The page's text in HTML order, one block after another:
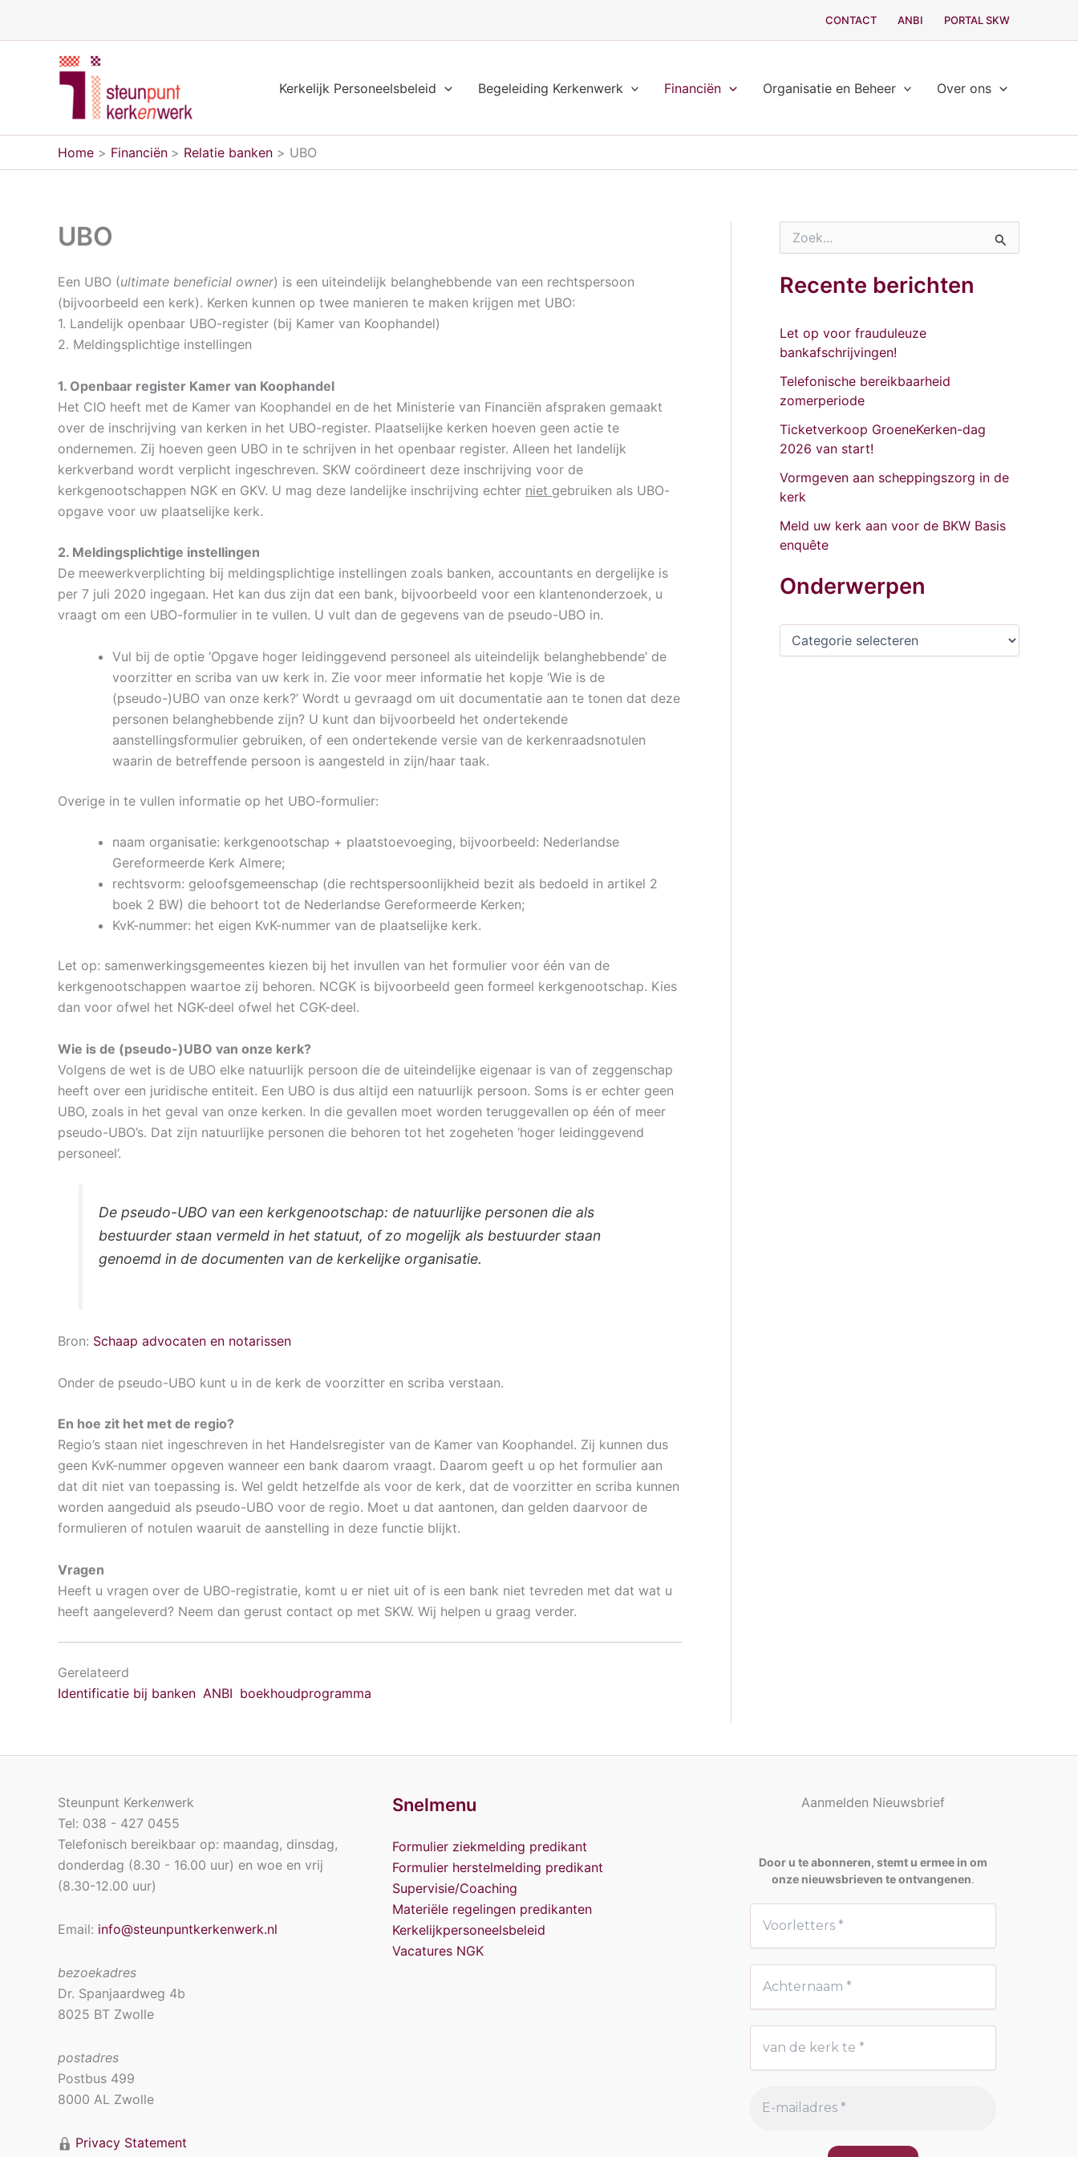
CONTACT ANBI PORTAL SKW
Kerkelijk Personeelsbeleid Begeleiding Kerkenwerk Financiën Organisatie en Beheer Over ons
Home Financiën Relatie banken UBO
UBO
Een UBO (ultimate beneficial owner) is een uiteindelijk belanghebbende van een rechtspersoon
(bijvoorbeeld een kerk). Kerken kunnen op twee manieren te maken krijgen met UBO:
1. Landelijk openbaar UBO-register (bij Kamer van Koophandel)
2. Meldingsplichtige instellingen
1. Openbaar register Kamer van Koophandel
Het CIO heeft met de Kamer van Koophandel en de het Ministerie van Financiën afspraken gemaakt
over de inschrijving van kerken in het UBO-register. Plaatselijke kerken hoeven geen actie te
ondernemen. Zij hoeven geen UBO in te schrijven in het openbaar register. Alleen het landelijk
kerkverband wordt verplicht ingeschreven. SKW coördineert deze inschrijving voor de
kerkgenootschappen NGK en GKV. U mag deze landelijke inschrijving echter niet gebruiken als UBO-
opgave voor uw plaatselijke kerk.
2. Meldingsplichtige instellingen
De meewerkverplichting bij meldingsplichtige instellingen zoals banken, accountants en dergelijke is
per 7 juli 2020 ingegaan. Het kan dus zijn dat een bank, bijvoorbeeld voor een klantenonderzoek, u
vraagt om een UBO-formulier in te vullen. U vult dan de gegevens van de pseudo-UBO in.
Vul bij de optie ‘Opgave hoger leidinggevend personeel als uiteindelijk belanghebbende’ de
voorzitter en scriba van uw kerk in. Zie voor meer informatie het kopje ‘Wie is de
(pseudo-)UBO van onze kerk?’ Wordt u gevraagd om uit documentatie aan te tonen dat deze
personen belanghebbende zijn? U kunt dan bijvoorbeeld het ondertekende
aanstellingsformulier gebruiken, of een ondertekende versie van de kerkenraadsnotulen
waarin de betreffende persoon is aangesteld in zijn/haar taak.
Overige in te vullen informatie op het UBO-formulier:
naam organisatie: kerkgenootschap + plaatstoevoeging, bijvoorbeeld: Nederlandse
Gereformeerde Kerk Almere;
rechtsvorm: geloofsgemeenschap (die rechtspersoonlijkheid bezit als bedoeld in artikel 2
boek 2 BW) die behoort tot de Nederlandse Gereformeerde Kerken;
KvK-nummer: het eigen KvK-nummer van de plaatselijke kerk.
Let op: samenwerkingsgemeentes kiezen bij het invullen van het formulier voor één van de
kerkgenootschappen waartoe zij behoren. NCGK is bijvoorbeeld geen formeel kerkgenootschap. Kies
dan voor ofwel het NGK-deel ofwel het CGK-deel.
Wie is de (pseudo-)UBO van onze kerk?
Volgens de wet is de UBO elke natuurlijk persoon die de uiteindelijke eigenaar is van of zeggenschap
heeft over een juridische entiteit. Een UBO is dus altijd een natuurlijk persoon. Soms is er echter geen
UBO, zoals in het geval van onze kerken. In die gevallen moet worden teruggevallen op één of meer
pseudo-UBO’s. Dat zijn natuurlijke personen die behoren tot het zogeheten ‘hoger leidinggevend
personeel’.
De pseudo-UBO van een kerkgenootschap: de natuurlijke personen die als
bestuurder staan vermeld in het statuut, of zo mogelijk als bestuurder staan
genoemd in de documenten van de kerkelijke organisatie.
Bron: Schaap advocaten en notarissen
Onder de pseudo-UBO kunt u in de kerk de voorzitter en scriba verstaan.
En hoe zit het met de regio?
Regio’s staan niet ingeschreven in het Handelsregister van de Kamer van Koophandel. Zij kunnen dus
geen KvK-nummer opgeven wanneer een bank daarom vraagt. Daarom geeft u op het formulier aan
dat dit niet van toepassing is. Wel geldt hetzelfde als voor de kerk, dat de voorzitter en scriba kunnen
worden aangeduid als pseudo-UBO voor de regio. Moet u dat aantonen, dan gelden daarvoor de
formulieren of notulen waaruit de aanstelling in deze functie blijkt.
Vragen
Heeft u vragen over de UBO-registratie, komt u er niet uit of is een bank niet tevreden met dat wat u
heeft aangeleverd? Neem dan gerust contact op met SKW. Wij helpen u graag verder.
Gerelateerd
Identificatie bij banken ANBI boekhoudprogramma
k
n
r
:
Recente berichten
Let op voor frauduleuze
bankafschrijvingen!
Telefonische bereikbaarheid
zomerperiode
Ticketverkoop GroeneKerken-dag
2026 van start!
Vormgeven aan scheppingszorg in de
kerk
Meld uw kerk aan voor de BKW Basis
enquête
Onderwerpen
O
Steunpunt Kerkenwerk
Tel: 038 - 427 0455
Telefonisch bereikbaar op: maandag, dinsdag,
donderdag (8.30 - 16.00 uur) en woe en vrij
(8.30-12.00 uur)
Email: info@steunpuntkerkenwerk.nl
bezoekadres
Dr. Spanjaardweg 4b
8025 BT Zwolle
postadres
Postbus 499
8000 AL Zwolle
Privacy Statement
Snelmenu
Formulier ziekmelding predikant
Formulier herstelmelding predikant
Supervisie/Coaching
Materiële regelingen predikanten
Kerkelijkpersoneelsbeleid
Vacatures NGK
Aanmelden Nieuwsbrief
Door u te abonneren, stemt u ermee in om
onze nieuwsbrieven te ontvangenen.